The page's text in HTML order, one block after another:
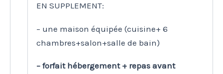
EN SUPPLEMENT:
– une maison équipée (cuisine+ 6
chambres+salon+salle de bain)
– forfait hébergement + repas avant